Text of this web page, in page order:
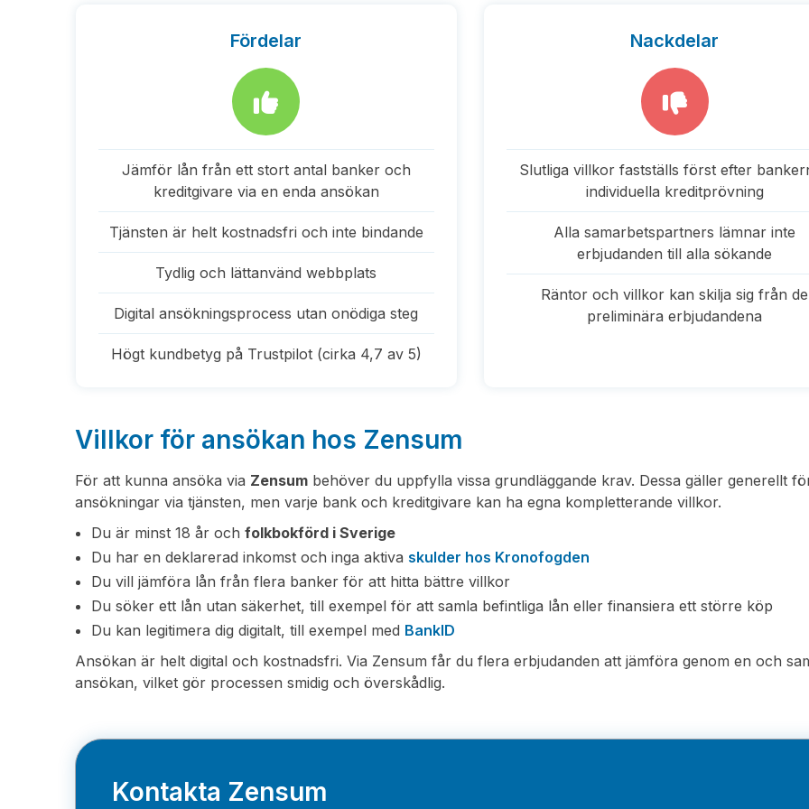
Fördelar
Jämför lån från ett stort antal banker och
kreditgivare via en enda ansökan
Tjänsten är helt kostnadsfri och inte bindande
Tydlig och lättanvänd webbplats
Digital ansökningsprocess utan onödiga steg
Högt kundbetyg på Trustpilot (cirka 4,7 av 5)
Nackdelar
Slutliga villkor fastställs först efter
individuella kreditprövning
Alla samarbetspartners lämnar inte
erbjudanden till alla sökande
Räntor och villkor kan skilja sig från de
preliminära erbjudandena
Villkor för ansökan hos Zensum
För att kunna ansöka via Zensum behöver du uppfylla vissa grundläggande krav. Dessa gäller generellt
ansökningar via tjänsten, men varje bank och kreditgivare kan ha egna kompletterande villkor.
Du är minst 18 år ochfolkbokförd i Sverige
Du har en deklarerad inkomst och inga aktivaskulder hos Kronofogden
Du vill jämföra lån från flera banker för att hitta bättre villkor
Du söker ett lån utan säkerhet, till exempel för att samla befintliga lån eller finansiera ett större köp
Du kan legitimera dig digitalt, till exempel med BankID
Ansökan är helt digital och kostnadsfri. Via Zensum får du flera erbjudanden att jämföra genom en och
ansökan, vilket gör processen smidig och överskådlig.
Kontakta Zensum